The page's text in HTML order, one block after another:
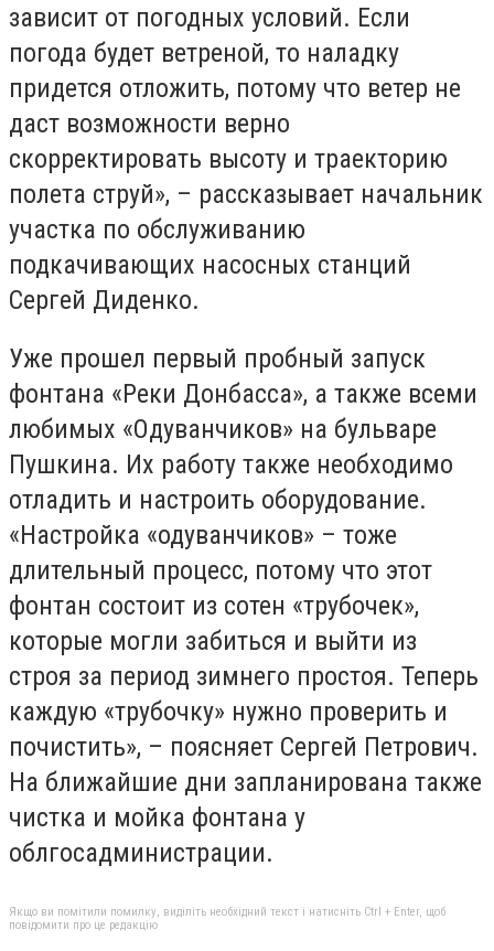
зависит от погодных условий. Если
погода будет ветреной, то наладку
придется отложить, потому что ветер не
даст возможности верно
скорректировать высоту и траекторию
полета струй», – рассказывает начальник
участка по обслуживанию
подкачивающих насосных станций
Сергей Диденко.
Уже прошел первый пробный запуск
фонтана «Реки Донбасса», а также всеми
любимых «Одуванчиков» на бульваре
Пушкина. Их работу также необходимо
отладить и настроить оборудование.
«Настройка «одуванчиков» – тоже
длительный процесс, потому что этот
фонтан состоит из сотен «трубочек»,
которые могли забиться и выйти из
строя за период зимнего простоя. Теперь
каждую «трубочку» нужно проверить и
почистить», – поясняет Сергей Петрович.
На ближайшие дни запланирована также
чистка и мойка фонтана у
облгосадминистрации.
Якщо ви помітили помилку, виділіть необхідний текст і натисніть Ctrl + Enter, щоб
повідомити про це редакцію